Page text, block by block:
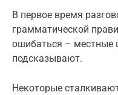
В первое время
грамматической
ошибаться – местные
подсказывают.
Некоторые